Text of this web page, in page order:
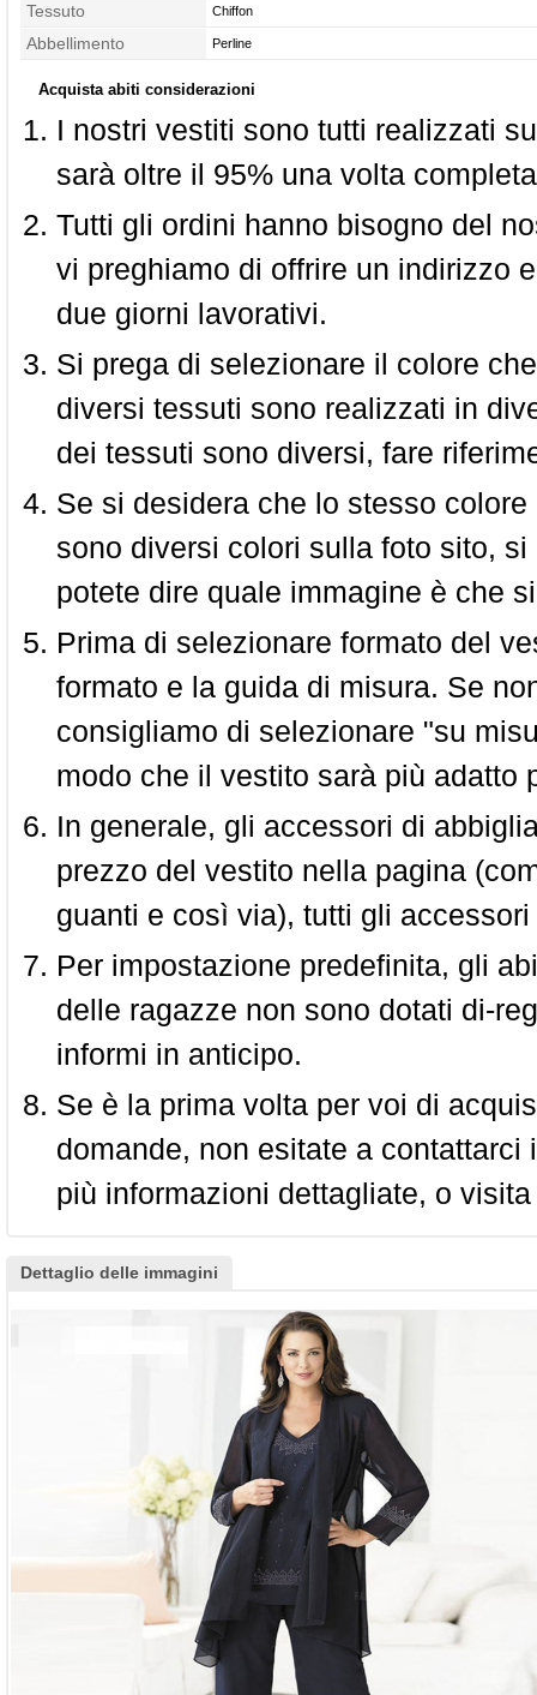
Tessuto Chiffon
Abbellimento Perline
Acquista abiti considerazioni
I nostri vestiti sono tutti realizzati
sarà oltre il 95% una volta
Tutti gli ordini hanno bisogno del
vi preghiamo di offrire un indirizzo
due giorni lavorativi.
Si prega di selezionare il colore
diversi tessuti sono realizzati in
dei tessuti sono diversi, fare
Se si desidera che lo stesso
sono diversi colori sulla foto sito,
potete dire quale immagine è che
Prima di selezionare formato del
formato e la guida di misura. Se
consigliamo di selezionare "su
modo che il vestito sarà più adatto
In generale, gli accessori di
prezzo del vestito nella pagina
guanti e così via), tutti gli
Per impostazione predefinita, gli
delle ragazze non sono dotati di-
informi in anticipo.
Se è la prima volta per voi di
domande, non esitate a
più informazioni dettagliate, o
Dettaglio delle immagini